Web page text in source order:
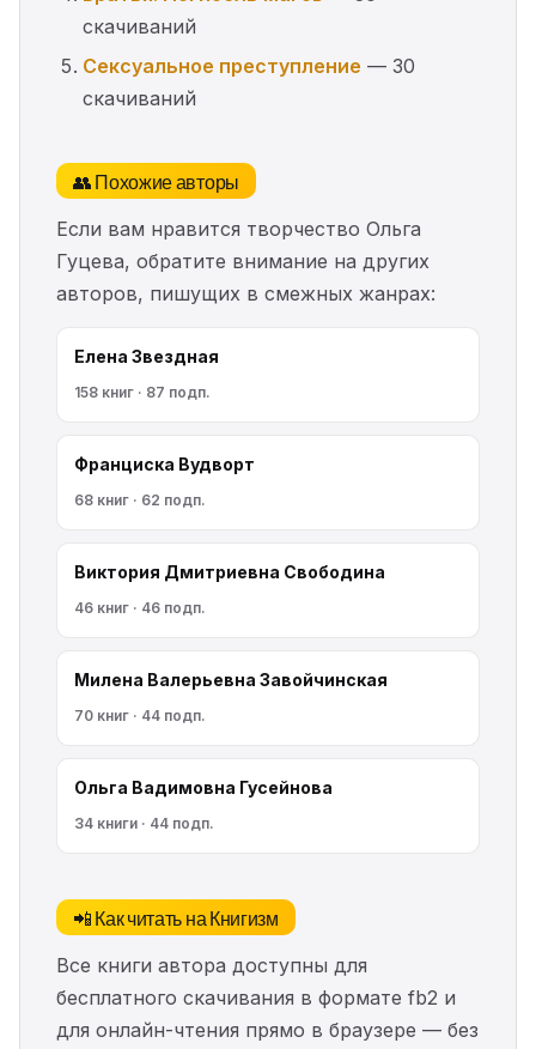
скачиваний
Сексуальное преступление — 30
скачиваний
👥 Похожие авторы
Если вам нравится творчество Ольга
Гуцева, обратите внимание на других
авторов, пишущих в смежных жанрах:
Елена Звездная
158 книг · 87 подп.
Франциска Вудворт
68 книг · 62 подп.
Виктория Дмитриевна Свободина
46 книг · 46 подп.
Милена Валерьевна Завойчинская
70 книг · 44 подп.
Ольга Вадимовна Гусейнова
34 книги · 44 подп.
📲 Как читать на Книгизм
Все книги автора доступны для
бесплатного скачивания в формате fb2 и
для онлайн-чтения прямо в браузере — без